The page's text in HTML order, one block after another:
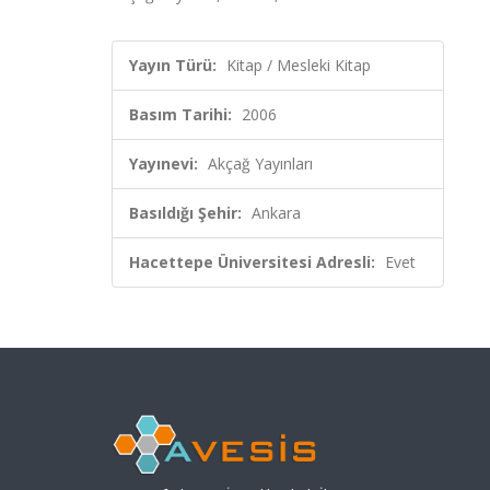
Yayın Türü: Kitap / Mesleki Kitap
Basım Tarihi: 2006
Yayınevi: Akçağ Yayınları
Basıldığı Şehir: Ankara
Hacettepe Üniversitesi Adresli: Evet